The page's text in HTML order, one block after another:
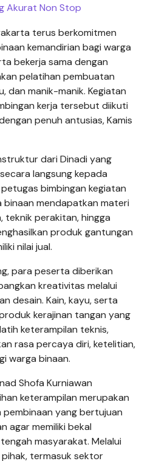
Akurat Non Stop
terus berkomitmen
kemandirian bagi warga
bekerja sama dengan
pelatihan pembuatan
dan manik-manik. Kegiatan
kerja tersebut diikuti
penuh antusias, Kamis
dari Dinadi yang
langsung kepada
bimbingan kegiatan
binaan mendapatkan materi
teknik perakitan, hingga
produk gantungan
nilai jual.
para peserta diberikan
kreativitas melalui
desain. Kain, kayu, serta
kerajinan tangan yang
keterampilan teknis,
rasa percaya diri, ketelitian,
warga binaan.
Shofa Kurniawan
keterampilan merupakan
yang bertujuan
agar memiliki bekal
masyarakat. Melalui
termasuk sektor